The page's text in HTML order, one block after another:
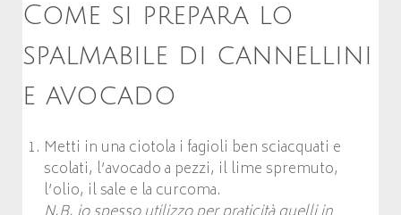
Come si prepara lo
spalmabile di cannellini
e avocado
Metti in una ciotola i fagioli ben sciacquati e
scolati, l’avocado a pezzi, il lime spremuto,
l’olio, il sale e la curcoma.